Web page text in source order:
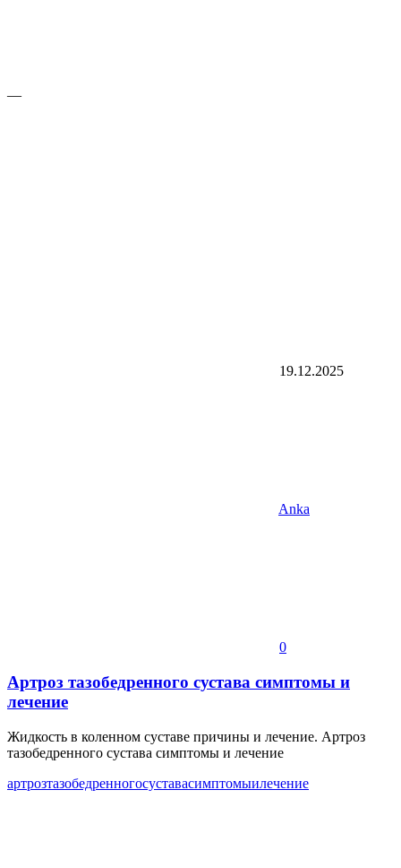
—
19.12.2025
Anka
0
Артроз тазобедренного сустава симптомы и
лечение
Жидкость в коленном суставе причины и лечение. Артроз
тазобедренного сустава симптомы и лечение
артрозтазобедренногосуставасимптомыилечение